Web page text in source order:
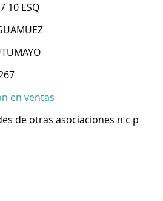
10 ESQ
en ventas
de otras asociaciones n c p